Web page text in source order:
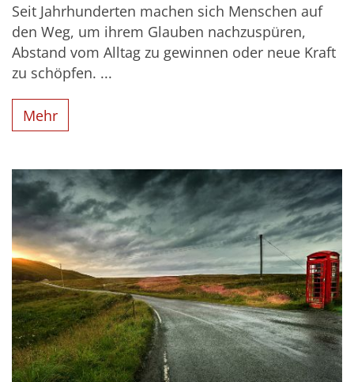
Seit Jahrhunderten machen sich Menschen auf
den Weg, um ihrem Glauben nachzuspüren,
Abstand vom Alltag zu gewinnen oder neue Kraft
zu schöpfen. ...
Mehr